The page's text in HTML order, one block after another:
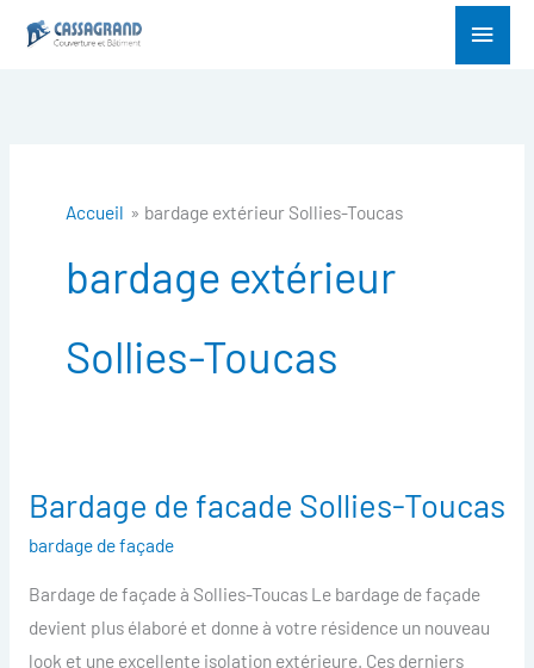
Menu
Accueil bardage extérieur Sollies-Toucas
bardage extérieur
Sollies-Toucas
Bardage de facade Sollies-Toucas
bardage de façade
Bardage de façade à Sollies-Toucas Le bardage de façade
devient plus élaboré et donne à votre résidence un nouveau
look et une excellente isolation extérieure. Ces derniers
Bardage
Sollies-
Toucas